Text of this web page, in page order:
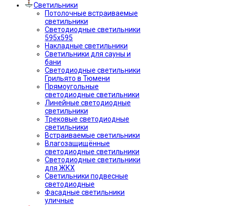
Светильники
Потолочные встраиваемые
светильники
Светодиодные светильники
595х595
Накладные светильники
Светильники для сауны и
бани
Светодиодные светильники
Грильято в Тюмени
Прямоугольные
светодиодные светильники
Линейные светодиодные
светильники
Трековые светодиодные
светильники
Встраиваемые светильники
Влагозащищённые
светодиодные светильники
Светодиодные светильники
для ЖКХ
Светильники подвесные
светодиодные
Фасадные светильники
уличные